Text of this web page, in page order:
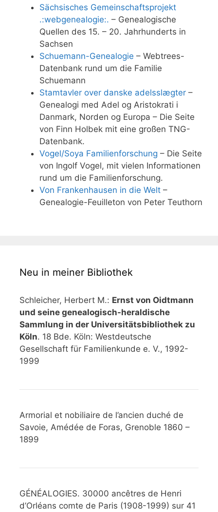
Sächsisches Gemeinschaftsprojekt
.:webgenealogie:. – Genealogische
Quellen des 15. – 20. Jahrhunderts in
Sachsen
Schuemann-Genealogie – Webtrees-
Datenbank rund um die Familie
Schuemann
Stamtavler over danske adelsslægter –
Genealogi med Adel og Aristokrati i
Danmark, Norden og Europa – Die Seite
von Finn Holbek mit eine großen TNG-
Datenbank.
Vogel/Soya Familienforschung – Die Seite
von Ingolf Vogel, mit vielen Informationen
rund um die Familienforschung.
Von Frankenhausen in die Welt –
Genealogie-Feuilleton von Peter Teuthorn
Neu in meiner Bibliothek
Schleicher, Herbert M.: Ernst von Oidtmann
und seine genealogisch-heraldische
Sammlung in der Universitätsbibliothek zu
Köln. 18 Bde. Köln: Westdeutsche
Gesellschaft für Familienkunde e. V., 1992-
1999
Armorial et nobiliaire de l’ancien duché de
Savoie, Amédée de Foras, Grenoble 1860 –
1899
GÉNÉALOGIES. 30000 ancêtres de Henri
d’Orléans comte de Paris (1908-1999) sur 41